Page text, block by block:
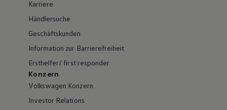
Karriere
Händlersuche
Geschäftskunden
Information zur Barrierefreiheit
Ersthelfer/ first responder
Konzern
Volkswagen Konzern
Investor Relations